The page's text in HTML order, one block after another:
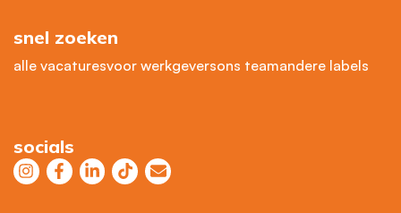
snel zoeken
alle vacaturesvoor werkgeversons teamandere labels
socials